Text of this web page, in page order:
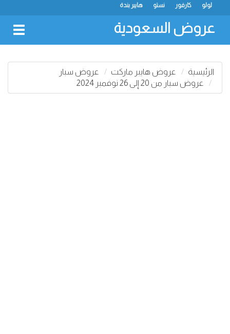
هايبر بندة نستو كارفور لولو
عروض السعودية
الرئيسية عروض هايبر ماركت
عروض سبار
عروض سبار من 20 إلى 26 نوفمبر 2024